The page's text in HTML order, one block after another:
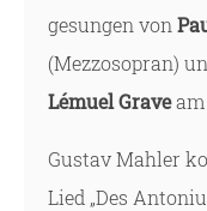
gesungen von
(Mezzosopran)
Lémuel Graveam
Gustav Mahler
Lied „Des